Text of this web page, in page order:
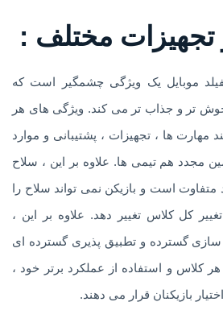
تجهیزات مختلف :
موبایل یک ویژگی چشمگیر است که
تر و جذاب تر می کند. ویژگی های هر
مهارت ها ، تجهیزات ، پشتیبانی و موارد
مجدد هم تیمی ها. علاوه بر این ، سلاح
متفاوت است و بازیکن نمی تواند سلاح را
کل کلاس تغییر دهد. علاوه بر این ،
گسترده و تطبیق پذیری گسترده ای
کلاس و استفاده از عملکرد برتر خود ،
بازیکنان قرار می دهند.